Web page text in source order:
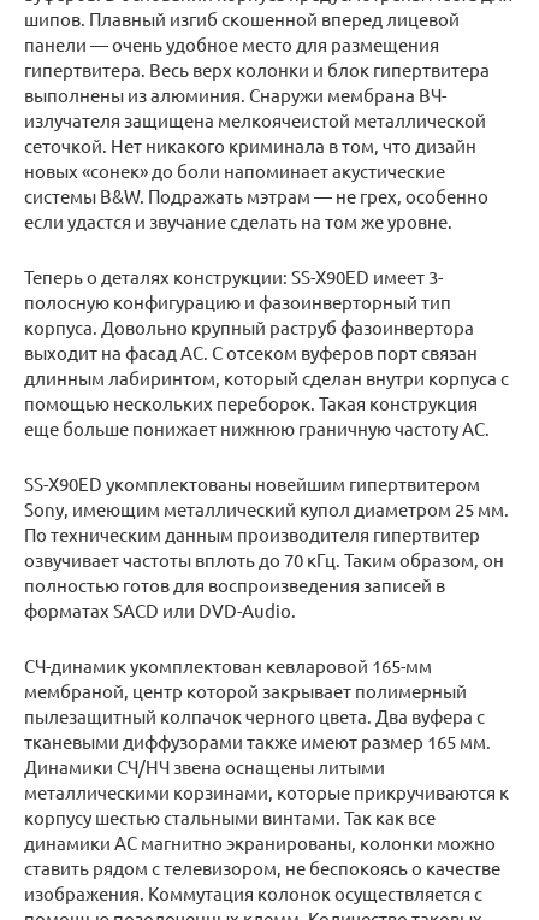
шипов. Плавный изгиб скошенной вперед лицевой
панели — очень удобное место для размещения
гипертвитера. Весь верх колонки и блок гипертвитера
выполнены из алюминия. Снаружи мембрана ВЧ-
излучателя защищена мелкоячеистой металлической
сеточкой. Нет никакого криминала в том, что дизайн
новых «сонек» до боли напоминает акустические
системы B&W. Подражать мэтрам — не грех, особенно
если удастся и звучание сделать на том же уровне.
Теперь о деталях конструкции: SS-X90ED имеет 3-
полосную конфигурацию и фазоинверторный тип
корпуса. Довольно крупный раструб фазоинвертора
выходит на фасад АС. С отсеком вуферов порт связан
длинным лабиринтом, который сделан внутри корпуса с
помощью нескольких переборок. Такая конструкция
еще больше понижает нижнюю граничную частоту АС.
SS-X90ED укомплектованы новейшим гипертвитером
Sony, имеющим металлический купол диаметром 25 мм.
По техническим данным производителя гипертвитер
озвучивает частоты вплоть до 70 кГц. Таким образом, он
полностью готов для воспроизведения записей в
форматах SACD или DVD-Audio.
СЧ-динамик укомплектован кевларовой 165-мм
мембраной, центр которой закрывает полимерный
пылезащитный колпачок черного цвета. Два вуфера с
тканевыми диффузорами также имеют размер 165 мм.
Динамики СЧ/НЧ звена оснащены литыми
металлическими корзинами, которые прикручиваются к
корпусу шестью стальными винтами. Так как все
динамики АС магнитно экранированы, колонки можно
ставить рядом с телевизором, не беспокоясь о качестве
изображения. Коммутация колонок осуществляется с